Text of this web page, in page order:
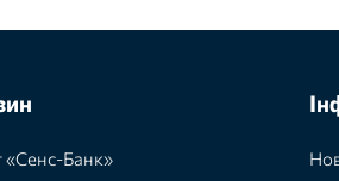
«Сенс-Банк»